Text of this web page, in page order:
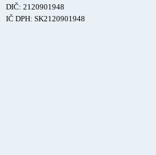
DIČ: 2120901948
IČ DPH: SK2120901948